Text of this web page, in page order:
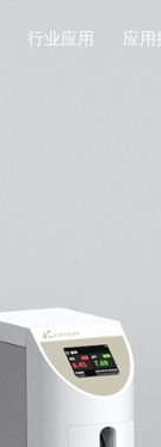
行业应用 应用